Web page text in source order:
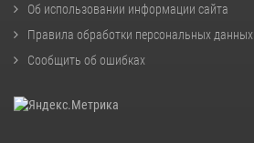
Об использовании информации сайта
Правила обработки персональных данных
Сообщить об ошибках